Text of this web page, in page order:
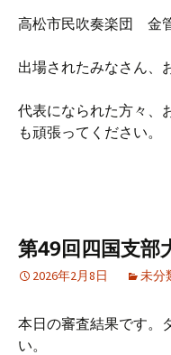
高松市民吹奏楽団 金
出場されたみなさん、
代表になられた方々、
も頑張ってください。
第49回四国支部
2026年2月8日 未分
本日の審査結果です。
い。